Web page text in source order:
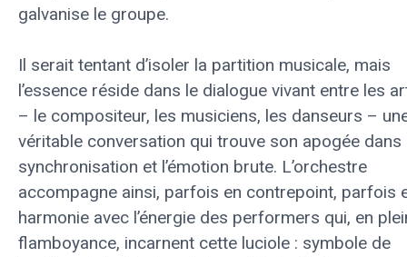
galvanise le groupe.
Il serait tentant d’isoler la partition musicale, mais
l’essence réside dans le dialogue vivant entre les
– le compositeur, les musiciens, les danseurs –
véritable conversation qui trouve son apogée dans
synchronisation et l’émotion brute. L’orchestre
accompagne ainsi, parfois en contrepoint, parfois
harmonie avec l’énergie des performers qui, en
flamboyance, incarnent cette luciole : symbole de